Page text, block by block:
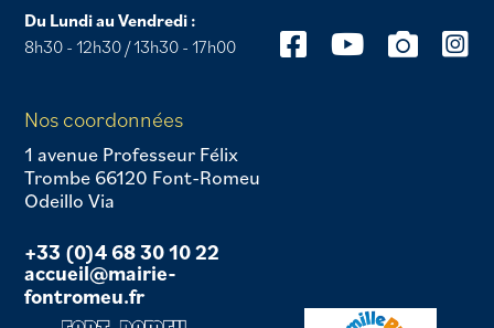
Du Lundi au Vendredi :
8h30 - 12h30 / 13h30 - 17h00
Nos coordonnées
1 avenue Professeur Félix
Trombe 66120 Font-Romeu
Odeillo Via
+33 (0)4 68 30 10 22
accueil@mairie-
fontromeu.fr